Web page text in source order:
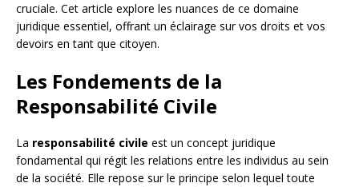
cruciale. Cet article explore les nuances de ce domaine
juridique essentiel, offrant un éclairage sur vos droits et vos
devoirs en tant que citoyen.
Les Fondements de la
Responsabilité Civile
La responsabilité civile est un concept juridique
fondamental qui régit les relations entre les individus au sein
de la société. Elle repose sur le principe selon lequel toute